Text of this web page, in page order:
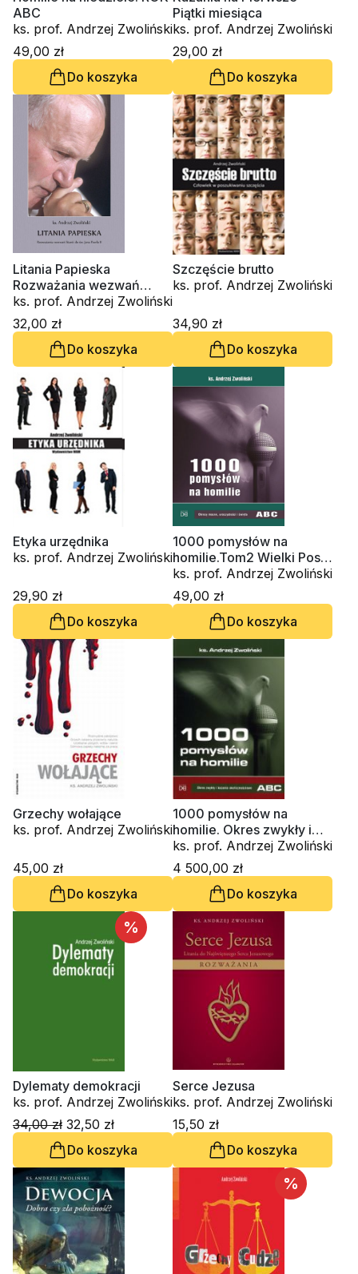
ABC
ks. prof. Andrzej Zwoliński
49,00 zł
Do koszyka
Piątki miesiąca
ks. prof. Andrzej Zwoliński
29,00 zł
Do koszyka
Litania Papieska
Rozważania wezwań
litanii do św. Jana Pawła II
ks. prof. Andrzej Zwoliński
32,00 zł
Do koszyka
Szczęście brutto
ks. prof. Andrzej Zwoliński
34,90 zł
Do koszyka
Etyka urzędnika
ks. prof. Andrzej Zwoliński
29,90 zł
Do koszyka
1000 pomysłów na
homilie.Tom2 Wielki Post,
Wielkanoc, Adwent, Boże
Narodzenie
ks. prof. Andrzej Zwoliński
49,00 zł
Do koszyka
Grzechy wołające
ks. prof. Andrzej Zwoliński
45,00 zł
Do koszyka
1000 pomysłów na
homilie. Okres zwykły i
kazania okolicznościowe
A - B - C
ks. prof. Andrzej Zwoliński
4 500,00 zł
Do koszyka
%
Dylematy demokracji
ks. prof. Andrzej Zwoliński
34,00 zł 32,50 zł
Do koszyka
Serce Jezusa
ks. prof. Andrzej Zwoliński
15,50 zł
Do koszyka
%